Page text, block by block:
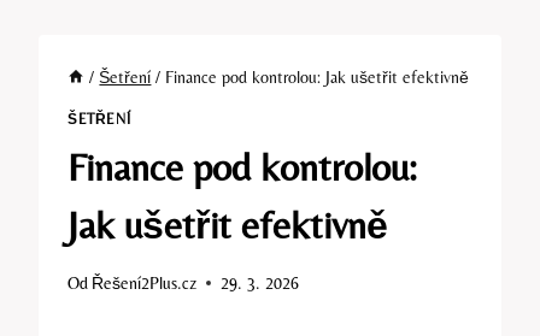
/ Šetření / Finance pod kontrolou: Jak ušetřit efektivně
ŠETŘENÍ
Finance pod kontrolou:
Jak ušetřit efektivně
Od Řešení2Plus.cz 29. 3. 2026